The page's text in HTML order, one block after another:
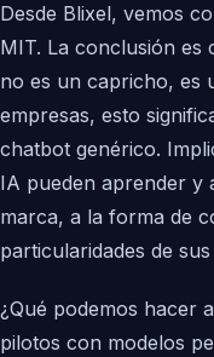
Desde Blixel, vemos
MIT. La conclusión es
no es un capricho, es
empresas, esto
chatbot genérico.
IA pueden aprender y
marca, a la forma de
particularidades de
¿Qué podemos hacer
pilotos con modelos